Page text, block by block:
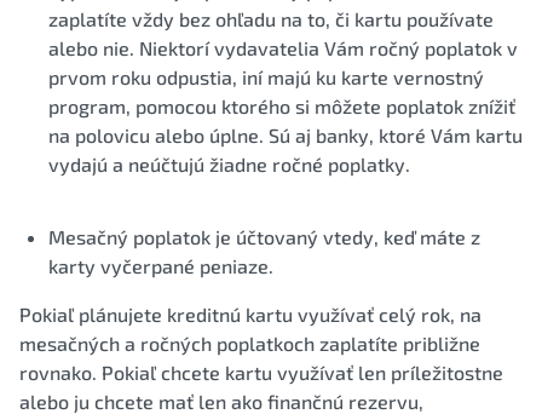
zaplatíte vždy bez ohľadu na to, či kartu používate
alebo nie. Niektorí vydavatelia Vám ročný poplatok v
prvom roku odpustia, iní majú ku karte vernostný
program, pomocou ktorého si môžete poplatok znížiť
na polovicu alebo úplne. Sú aj banky, ktoré Vám kartu
vydajú a neúčtujú žiadne ročné poplatky.
Mesačný poplatok je účtovaný vtedy, keď máte z
karty vyčerpané peniaze.
Pokiaľ plánujete kreditnú kartu využívať celý rok, na
mesačných a ročných poplatkoch zaplatíte približne
rovnako. Pokiaľ chcete kartu využívať len príležitostne
alebo ju chcete mať len ako finančnú rezervu,